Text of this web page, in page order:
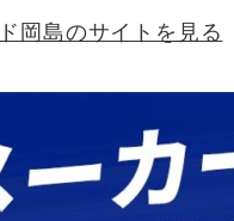
岡島のサイトを見る